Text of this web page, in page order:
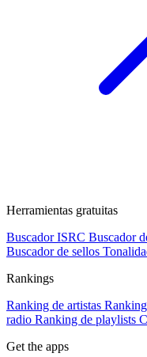
Herramientas gratuitas
Buscador ISRC Buscador
Buscador de sellos
Rankings
Ranking de artistas
radio Ranking de playlists
Get the apps